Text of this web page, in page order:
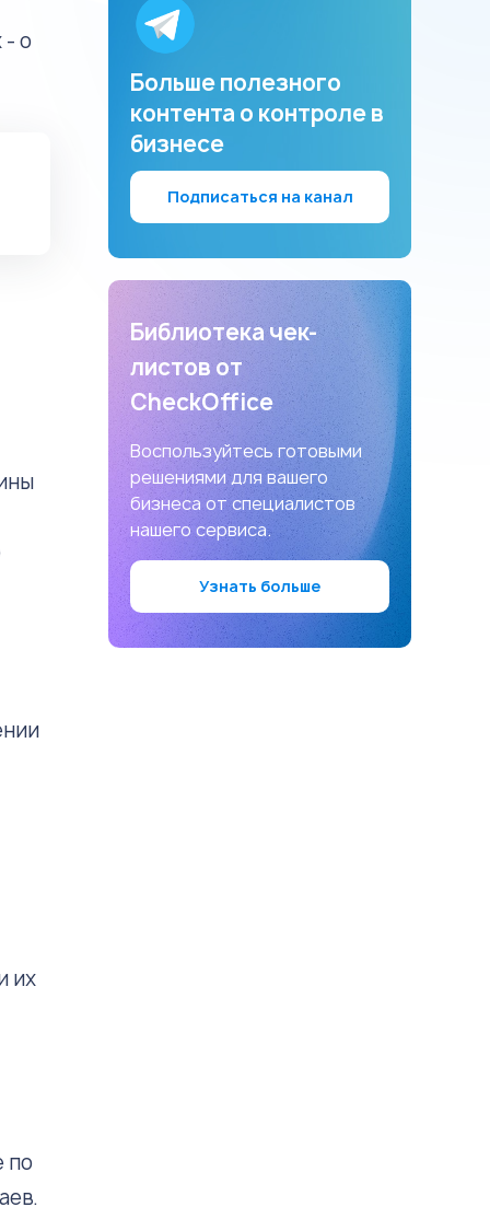
Больше полезного
контента о контроле в
бизнесе
Подписаться на канал
Библиотека чек-
листов от
CheckOffice
Воспользуйтесь готовыми
решениями для вашего
бизнеса от специалистов
нашего сервиса.
Узнать больше
- о
их
по